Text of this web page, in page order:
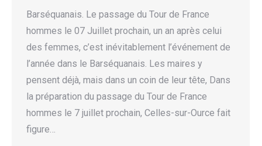
Barséquanais. Le passage du Tour de France
hommes le 07 Juillet prochain, un an après celui
des femmes, c’est inévitablement l’événement de
l’année dans le Barséquanais. Les maires y
pensent déjà, mais dans un coin de leur tête, Dans
la préparation du passage du Tour de France
hommes le 7 juillet prochain, Celles-sur-Ource fait
figure…